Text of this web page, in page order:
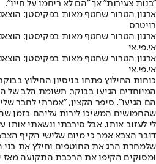
"בנות צעירות" אך "הם לא ריחמו על חייו".
רויטרס
אי.פי.אי
אי.פי.אי
כוחות החילוץ פתחו בניסיון החילוץ
המיוחדים הגיעו בבוקר, תשומת הלב של
הם הגיעו", סיפר הקצין, "אמרתי לחבר
שהחמושים המשיכו לירות עליהם בזמן
לי לעזוב אותו, אבל סירבתי ונשאתי אותו
דובר הצבא אמר כי מיום שלישי הקיף
שלמחרת הרג את החוטפים וחילץ את בני
ומסוקים הקיפו את הרכבת התקועה מאז